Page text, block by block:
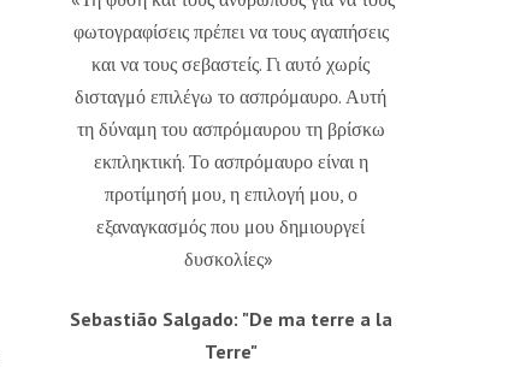
φωτογραφίσεις πρέπει να τους αγαπήσεις
και να τους σεβαστείς. Γι αυτό χωρίς
δισταγμό επιλέγω το ασπρόμαυρο. Αυτή
τη δύναμη του ασπρόμαυρου τη βρίσκω
εκπληκτική. Το ασπρόμαυρο είναι η
προτίμησή μου, η επιλογή μου, ο
εξαναγκασμός που μου δημιουργεί
δυσκολίες»
Sebastião Salgado: "De ma terre a la
Terre"